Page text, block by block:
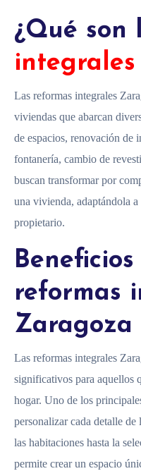
¿Qué son
Las reformas integrales
viviendas que abarcan
de espacios, renovación de
fontanería, cambio de
buscan transformar por
una vivienda, adaptándola
propietario.
reformas
Zaragoza
Las reformas integrales
significativos para aquellos
hogar. Uno de los
personalizar cada detalle
las habitaciones hasta la
permite crear un espacio